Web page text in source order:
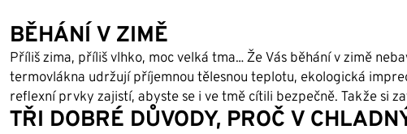
BĚHÁNÍ V ZIMĚ
Příliš zima, příliš vlhko, moc velká tma… Že Vás běhání v zimě
termovlákna udržují příjemnou tělesnou teplotu, ekologická
reflexní prvky zajistí, abyste se i ve tmě cítili bezpečně. Takže si
TŘI DOBRÉ DŮVODY, PROČ V